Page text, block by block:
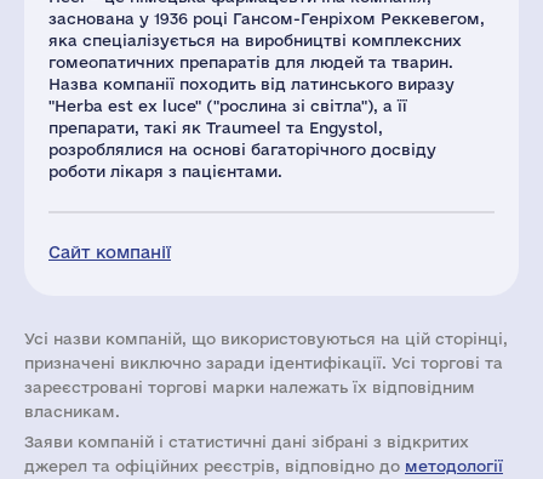
заснована у 1936 році Гансом-Генріхом Реккевегом,
яка спеціалізується на виробництві комплексних
гомеопатичних препаратів для людей та тварин.
Назва компанії походить від латинського виразу
"Herba est ex luce" ("рослина зі світла"), а її
препарати, такі як Traumeel та Engystol,
розроблялися на основі багаторічного досвіду
роботи лікаря з пацієнтами.
Сайт компанії
Усі назви компаній, що використовуються на цій сторінці,
призначені виключно заради ідентифікації. Усі торгові та
зареєстровані торгові марки належать їх відповідним
власникам.
Заяви компаній i статистичні дані зібрані з відкритих
джерел та офіційних реєстрів, відповідно до методології